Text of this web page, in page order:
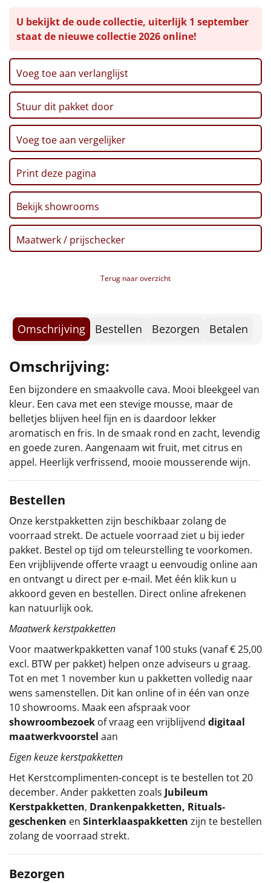
Tas
Borrelplank
Warmtekussen
NIEUW
Slowcooker POPULAIR
Noodradio NIEUW
Deken (fleece plaid)
Alle artikelen
Overige
Doe het zelf
Sinterklaaspakketten
Particulier
Kerstgeschenken 2026
Relatiegeschenken
Cadeaubon
Per stuk
Alle overige
U bekijkt de oude collectie, uiterlijk 1 september
staat de nieuwe collectie 2026 online!
Voeg toe aan verlanglijst
Stuur dit pakket door
Voeg toe aan vergelijker
Print deze pagina
Bekijk showrooms
Maatwerk / prijschecker
Terug naar overzicht
Omschrijving Bestellen Bezorgen Betalen
Omschrijving:
Een bijzondere en smaakvolle cava. Mooi bleekgeel van
kleur. Een cava met een stevige mousse, maar de
belletjes blijven heel fijn en is daardoor lekker
aromatisch en fris. In de smaak rond en zacht, levendig
en goede zuren. Aangenaam wit fruit, met citrus en
appel. Heerlijk verfrissend, mooie mousserende wijn.
Bestellen
Onze kerstpakketten zijn beschikbaar zolang de
voorraad strekt. De actuele voorraad ziet u bij ieder
pakket. Bestel op tijd om teleurstelling te voorkomen.
Een vrijblijvende offerte vraagt u eenvoudig online aan
en ontvangt u direct per e-mail. Met één klik kun u
akkoord geven en bestellen. Direct online afrekenen
kan natuurlijk ook.
Maatwerk kerstpakketten
Voor maatwerkpakketten vanaf 100 stuks (vanaf € 25,00
excl. BTW per pakket) helpen onze adviseurs u graag.
Tot en met 1 november kun u pakketten volledig naar
wens samenstellen. Dit kan online of in één van onze
10 showrooms. Maak een afspraak voor
showroombezoek of vraag een vrijblijvend digitaal
maatwerkvoorstel aan
Eigen keuze kerstpakketten
Het Kerstcomplimenten-concept is te bestellen tot 20
december. Ander pakketten zoals Jubileum
Kerstpakketten, Drankenpakketten, Rituals-
geschenken en Sinterklaaspakketten zijn te bestellen
zolang de voorraad strekt.
Bezorgen